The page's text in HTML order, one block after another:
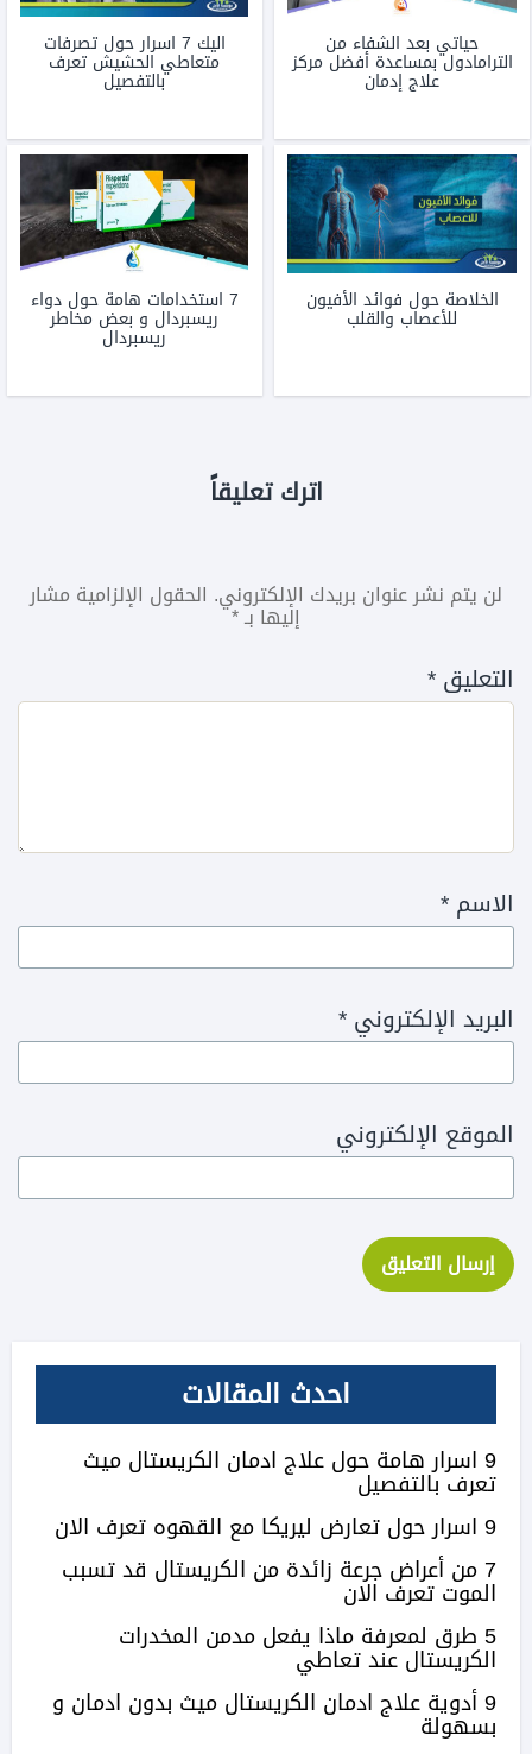
حياتي بعد الشفاء من
الترامادول بمساعدة أفضل مركز
علاج إدمان
اليك 7 اسرار حول تصرفات
متعاطي الحشيش تعرف
بالتفصيل
الخلاصة حول فوائد الأفيون
للأعصاب والقلب
7 استخدامات هامة حول دواء
ريسبردال و بعض مخاطر
ريسبردال
اترك تعليقاً
لن يتم نشر عنوان بريدك الإلكتروني. الحقول الإلزامية مشار
إليها بـ*
التعليق*
الاسم*
البريد الإلكتروني*
الموقع الإلكتروني
احدث المقالات
9 اسرار هامة حول علاج ادمان الكريستال ميث
تعرف بالتفصيل
9 اسرار حول تعارض ليريكا مع القهوه تعرف الان
7 من أعراض جرعة زائدة من الكريستال قد تسبب
الموت تعرف الان
5 طرق لمعرفة ماذا يفعل مدمن المخدرات
الكريستال عند تعاطي
9 أدوية علاج ادمان الكريستال ميث بدون ادمان و
بسهولة